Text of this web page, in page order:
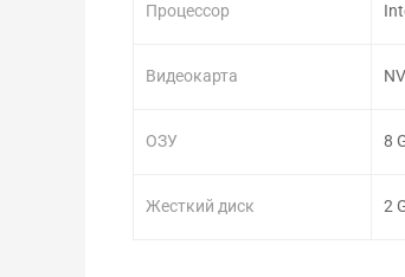
Процессор
Видеокарта
ОЗУ
Жесткий диск
8
2